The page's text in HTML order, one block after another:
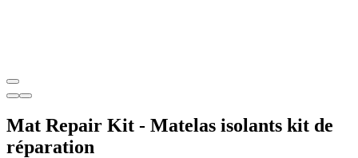
Mat Repair Kit - Matelas isolants kit de
réparation